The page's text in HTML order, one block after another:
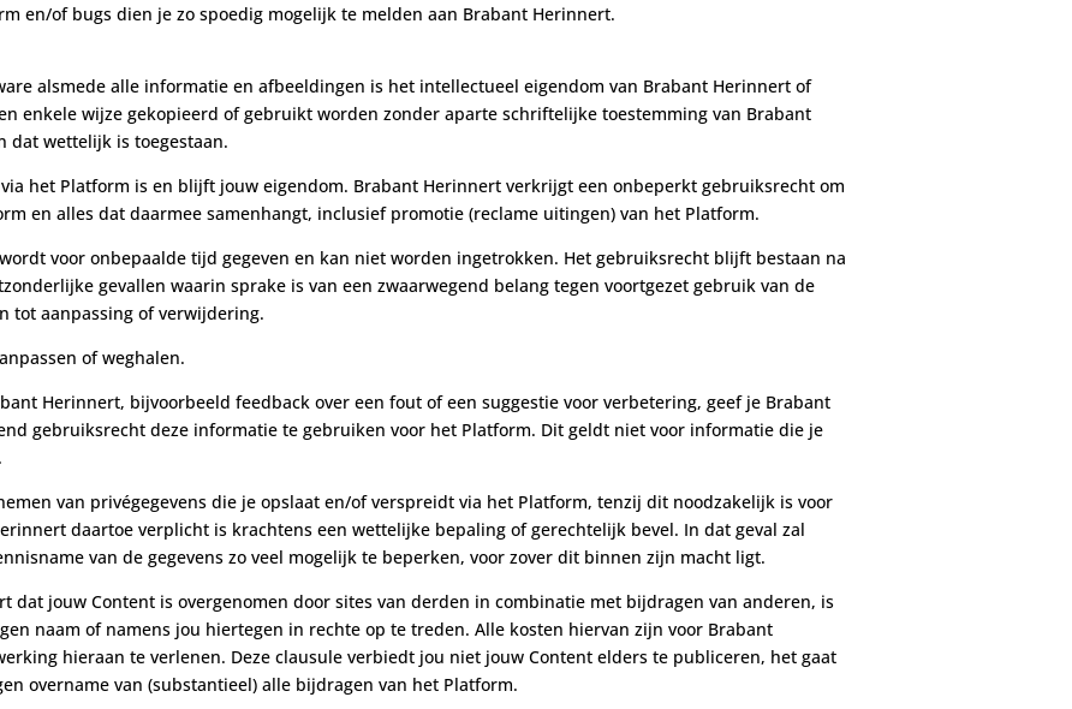
en/of bugs dien je zo spoedig mogelijk te melden aan Brabant Herinnert.
alsmede alle informatie en afbeeldingen is het intellectueel eigendom van Brabant Herinnert of
enkele wijze gekopieerd of gebruikt worden zonder aparte schriftelijke toestemming van Brabant
dat wettelijk is toegestaan.
het Platform is en blijft jouw eigendom. Brabant Herinnert verkrijgt een onbeperkt gebruiksrecht om
en alles dat daarmee samenhangt, inclusief promotie (reclame uitingen) van het Platform.
voor onbepaalde tijd gegeven en kan niet worden ingetrokken. Het gebruiksrecht blijft bestaan na
gevallen waarin sprake is van een zwaarwegend belang tegen voortgezet gebruik van de
tot aanpassing of verwijdering.
of weghalen.
Herinnert, bijvoorbeeld feedback over een fout of een suggestie voor verbetering, geef je Brabant
gebruiksrecht deze informatie te gebruiken voor het Platform. Dit geldt niet voor informatie die je
van privégegevens die je opslaat en/of verspreidt via het Platform, tenzij dit noodzakelijk is voor
daartoe verplicht is krachtens een wettelijke bepaling of gerechtelijk bevel. In dat geval zal
van de gegevens zo veel mogelijk te beperken, voor zover dit binnen zijn macht ligt.
dat jouw Content is overgenomen door sites van derden in combinatie met bijdragen van anderen, is
naam of namens jou hiertegen in rechte op te treden. Alle kosten hiervan zijn voor Brabant
hieraan te verlenen. Deze clausule verbiedt jou niet jouw Content elders te publiceren, het gaat
overname van (substantieel) alle bijdragen van het Platform.